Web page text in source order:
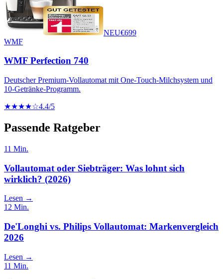
NEU€699
WMF
WMF Perfection 740
Deutscher Premium-Vollautomat mit One-Touch-Milchsystem und
10-Getränke-Programm.
★★★★☆4.4/5
Passende Ratgeber
11 Min.
Vollautomat oder Siebträger: Was lohnt sich
wirklich? (2026)
Lesen →
12 Min.
De'Longhi vs. Philips Vollautomat: Markenvergleich
2026
Lesen →
11 Min.